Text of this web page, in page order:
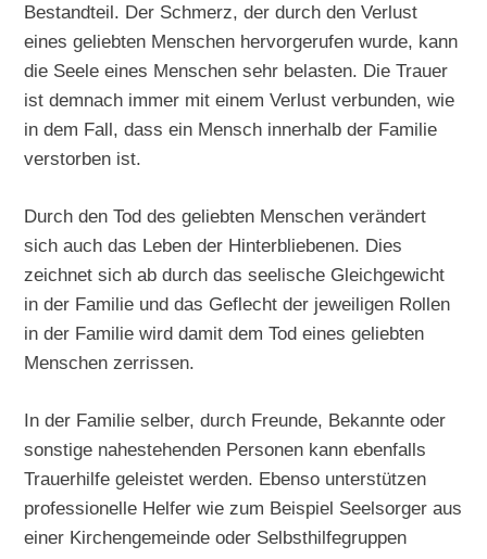
Bestandteil. Der Schmerz, der durch den Verlust
eines geliebten Menschen hervorgerufen wurde, kann
die Seele eines Menschen sehr belasten. Die Trauer
ist demnach immer mit einem Verlust verbunden, wie
in dem Fall, dass ein Mensch innerhalb der Familie
verstorben ist.
Durch den Tod des geliebten Menschen verändert
sich auch das Leben der Hinterbliebenen. Dies
zeichnet sich ab durch das seelische Gleichgewicht
in der Familie und das Geflecht der jeweiligen Rollen
in der Familie wird damit dem Tod eines geliebten
Menschen zerrissen.
In der Familie selber, durch Freunde, Bekannte oder
sonstige nahestehenden Personen kann ebenfalls
Trauerhilfe geleistet werden. Ebenso unterstützen
professionelle Helfer wie zum Beispiel Seelsorger aus
einer Kirchengemeinde oder Selbsthilfegruppen